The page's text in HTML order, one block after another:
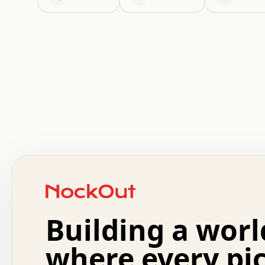
.   +   .   .   o   .   .   .   .   .   .   :   .
.   .   .   o   .   .   .   .   .   .   .   .   x   .
.   .   .   .   +   .   .   .   .   .   .   .   +
.   :   .   .   .   .   .   .   .   .   o   .   .
.   .   .   x   .   .   .   .   .   .   :   .   .   o
Building a